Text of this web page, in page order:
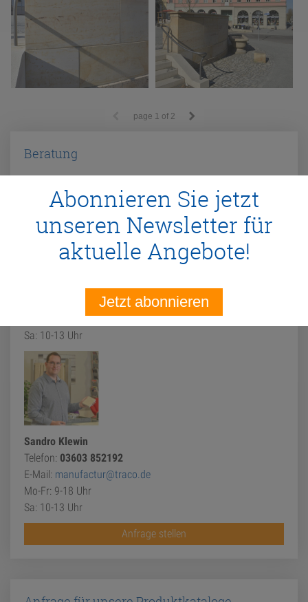
Abonnieren Sie jetzt
unseren Newsletter für
aktuelle Angebote!
Jetzt abonnieren
page 1 of 2
Beratung
03603 852147
manufactur@traco.de
Mo-Fr: 9-18 Uhr
Sa: 10-13 Uhr
Sandro Klewin
Telefon: 03603 852192
E-Mail: manufactur@traco.de
Mo-Fr: 9-18 Uhr
Sa: 10-13 Uhr
Anfrage stellen